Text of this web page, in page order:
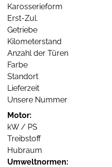
Karosserieform
Erst-Zul.
Getriebe
Kilometerstand
Anzahl der Türen
Farbe
Standort
Lieferzeit
Unsere Nummer
Motor:
kW / PS
Treibstoff
Hubraum
Umweltnormen: